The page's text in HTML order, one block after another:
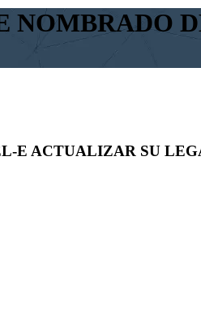
NOMBRADO
E ACTUALIZAR SU